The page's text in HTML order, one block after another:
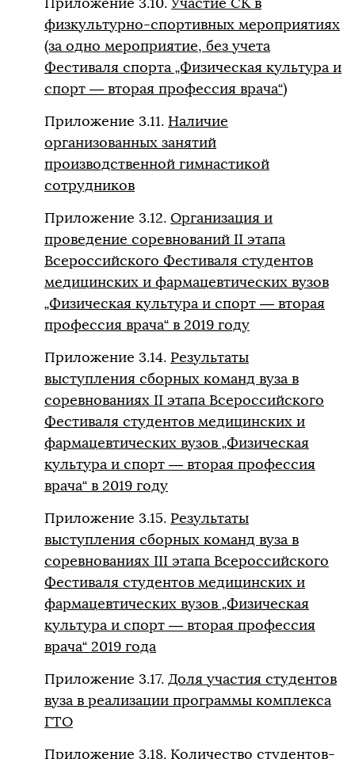
физкультурно-спортивных мероприятиях
(за одно мероприятие, без учета
Фестиваля спорта „Физическая культура и
спорт — вторая профессия врача“)
Приложение 3.11. Наличие
организованных занятий
производственной гимнастикой
сотрудников
Приложение 3.12. Организация и
проведение соревнований II этапа
Всероссийского Фестиваля студентов
медицинских и фармацевтических вузов
„Физическая культура и спорт — вторая
профессия врача“ в 2019 году
Приложение 3.14. Результаты
выступления сборных команд вуза в
соревнованиях II этапа Всероссийского
Фестиваля студентов медицинских и
фармацевтических вузов „Физическая
культура и спорт — вторая профессия
врача“ в 2019 году
Приложение 3.15. Результаты
выступления сборных команд вуза в
соревнованиях III этапа Всероссийского
Фестиваля студентов медицинских и
фармацевтических вузов „Физическая
культура и спорт — вторая профессия
врача“ 2019 года
Приложение 3.17. Доля участия студентов
вуза в реализации программы комплекса
ГТО
Приложение 3.18. Количество студентов-